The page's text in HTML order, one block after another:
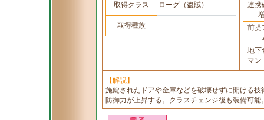
取得クラス ローグ（盗賊）
取得種族 -
連携
前提
地下
マン
【解説】
施錠されたドアや金庫などを破壊せずに開ける
防御力が上昇する。クラスチェンジ後も装備可能